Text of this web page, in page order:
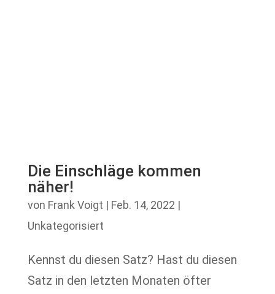
Die Einschläge kommen
näher!
von Frank Voigt | Feb. 14, 2022 |
Unkategorisiert
Kennst du diesen Satz? Hast du diesen
Satz in den letzten Monaten öfter